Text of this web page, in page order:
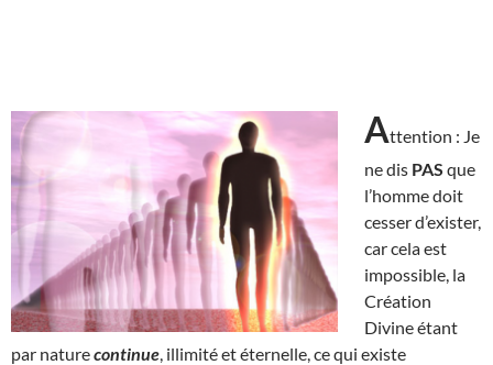
Attention : Je
ne dis PAS que
l’homme doit
cesser d’exister,
car cela est
impossible, la
Création
Divine étant
par naturecontinue , illimité et éternelle, ce qui existe